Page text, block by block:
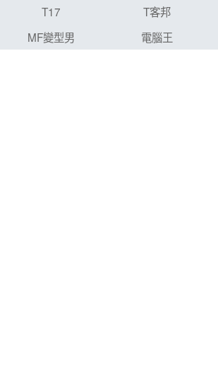
T17 T客邦
MF變型男
電腦王